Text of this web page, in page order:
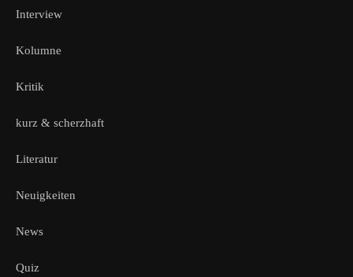
Interview
Kolumne
Kritik
kurz & scherzhaft
Literatur
Neuigkeiten
News
Quiz